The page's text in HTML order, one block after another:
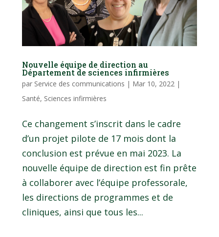
Nouvelle équipe de direction au
Département de sciences infirmières
par Service des communications | Mar 10, 2022 |
Santé, Sciences infirmières
Ce changement s’inscrit dans le cadre
d’un projet pilote de 17 mois dont la
conclusion est prévue en mai 2023. La
nouvelle équipe de direction est fin prête
à collaborer avec l’équipe professorale,
les directions de programmes et de
cliniques, ainsi que tous les...